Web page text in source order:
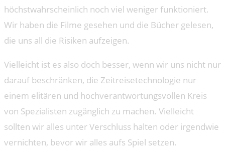
höchstwahrscheinlich noch viel weniger funktioniert.
Wir haben die Filme gesehen und die Bücher gelesen,
die uns all die Risiken aufzeigen.
Vielleicht ist es also doch besser, wenn wir uns nicht nur
darauf beschränken, die Zeitreisetechnologie nur
einem elitären und hochverantwortungsvollen Kreis
von Spezialisten zugänglich zu machen. Vielleicht
sollten wir alles unter Verschluss halten oder irgendwie
vernichten, bevor wir alles aufs Spiel setzen.